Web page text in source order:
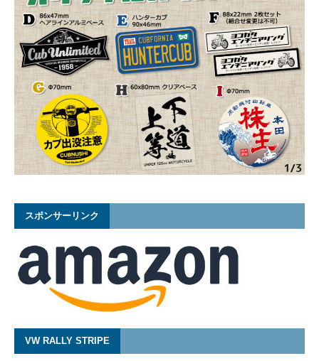
スポンサーリンク
VW RALLY STRIPE